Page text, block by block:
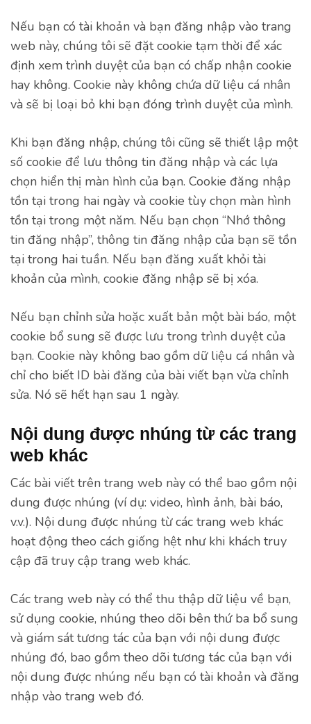
Nếu bạn có tài khoản và bạn đăng nhập vào trang
web này, chúng tôi sẽ đặt cookie tạm thời để xác
định xem trình duyệt của bạn có chấp nhận cookie
hay không. Cookie này không chứa dữ liệu cá nhân
và sẽ bị loại bỏ khi bạn đóng trình duyệt của mình.
Khi bạn đăng nhập, chúng tôi cũng sẽ thiết lập một
số cookie để lưu thông tin đăng nhập và các lựa
chọn hiển thị màn hình của bạn. Cookie đăng nhập
tồn tại trong hai ngày và cookie tùy chọn màn hình
tồn tại trong một năm. Nếu bạn chọn “Nhớ thông
tin đăng nhập”, thông tin đăng nhập của bạn sẽ tồn
tại trong hai tuần. Nếu bạn đăng xuất khỏi tài
khoản của mình, cookie đăng nhập sẽ bị xóa.
Nếu bạn chỉnh sửa hoặc xuất bản một bài báo, một
cookie bổ sung sẽ được lưu trong trình duyệt của
bạn. Cookie này không bao gồm dữ liệu cá nhân và
chỉ cho biết ID bài đăng của bài viết bạn vừa chỉnh
sửa. Nó sẽ hết hạn sau 1 ngày.
Nội dung được nhúng từ các trang
web khác
Các bài viết trên trang web này có thể bao gồm nội
dung được nhúng (ví dụ: video, hình ảnh, bài báo,
v.v.). Nội dung được nhúng từ các trang web khác
hoạt động theo cách giống hệt như khi khách truy
cập đã truy cập trang web khác.
Các trang web này có thể thu thập dữ liệu về bạn,
sử dụng cookie, nhúng theo dõi bên thứ ba bổ sung
và giám sát tương tác của bạn với nội dung được
nhúng đó, bao gồm theo dõi tương tác của bạn với
nội dung được nhúng nếu bạn có tài khoản và đăng
nhập vào trang web đó.